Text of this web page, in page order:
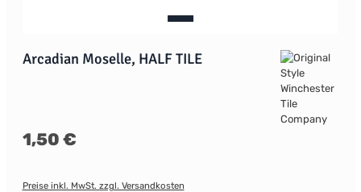
Arcadian Moselle, HALF TILE
Regulärer Preis:
1,50 €
Preise inkl. MwSt. zzgl. Versandkosten